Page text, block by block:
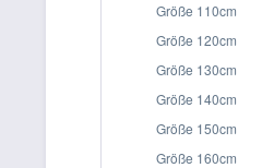
Größe 110cm
Größe 120cm
Größe 130cm
Größe 140cm
Größe 150cm
Größe 160cm